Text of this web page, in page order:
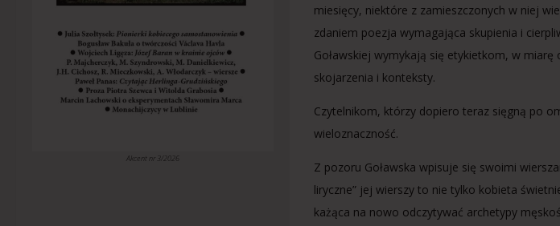
miesięcy, niektóre z zamieszczonych w niej
zdaniem poezja wymagająca skupienia i
Goławskiej wymykają się etykietkom, w
skojarzenia i konteksty.
Czytelnikom, którzy dopiero teraz sięgną po
wieloznaczność.
Z pozoru Goławska wpisuje się swoimi
liryczne” jej wierszy to nie tylko kobieta
każąca na nowo odczytywać archetypy
Akcent nr 3/2026